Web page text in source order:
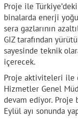
Proje ile
binalarda enerji
sera gazlarının
GIZ tarafından
sayesinde teknik
içerecek.
Proje aktiviteleri ile
Hizmetler Genel
devam ediyor. Proje
Eylül ayı sonunda